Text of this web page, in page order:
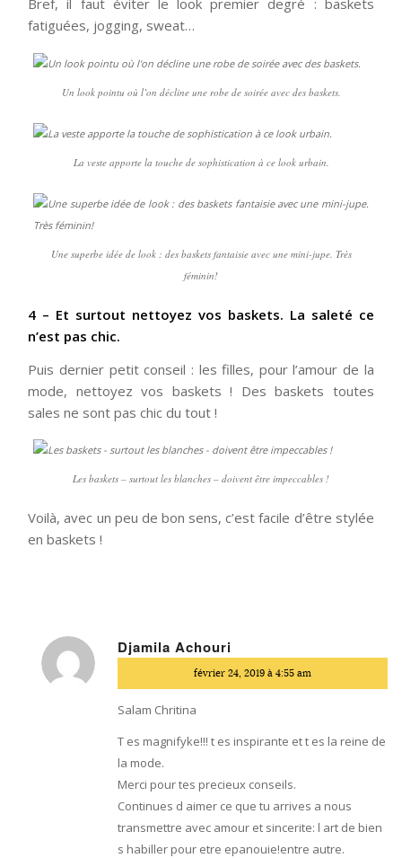
Bref, il faut éviter le look premier degré : baskets
fatiguées, jogging, sweat…
Un look pointu où l’on décline une robe de soirée avec des baskets.
La veste apporte la touche de sophistication à ce look urbain.
Une superbe idée de look : des baskets fantaisie avec une mini-jupe. Très
féminin!
4 – Et surtout nettoyez vos baskets. La saleté ce
n’est pas chic.
Puis dernier petit conseil : les filles, pour l’amour de la
mode, nettoyez vos baskets ! Des baskets toutes
sales ne sont pas chic du tout !
Les baskets – surtout les blanches – doivent être impeccables !
Voilà, avec un peu de bon sens, c’est facile d’être stylée
en baskets !
Djamila Achouri
:
février 24, 2019 à 4:55 am
Salam Chritina
T es magnifyke!!! t es inspirante et t es la reine de
la mode.
Merci pour tes precieux conseils.
Continues d aimer ce que tu arrives a nous
transmettre avec amour et sincerite: l art de bien
s habiller pour etre epanouie!entre autre.